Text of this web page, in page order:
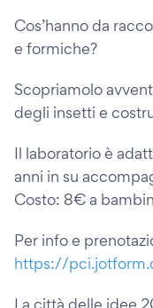
Cos’hanno da
e formiche?
Scopriamolo
degli insetti e
Il laboratorio è
anni in su
Costo: 8€ a
Per info e
https://
La città delle idee